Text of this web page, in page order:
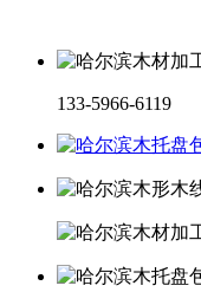
133-5966-6119